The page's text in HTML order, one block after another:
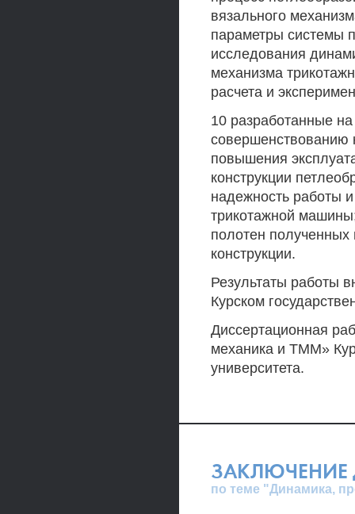
вязального
параметры системы
исследования
механизма
расчета и
10 разработанные
совершенствованию
повышения
конструкции
надежность работы
трикотажной
полотен
конструкции.
Результаты работы
Курском
Диссертационная
механика и ТММ»
университета.
ЗАКЛЮЧЕНИЕ
по теме "Динамика,